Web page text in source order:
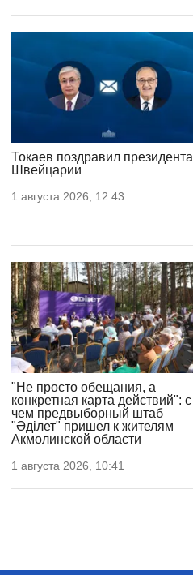
Токаев поздравил президента
Швейцарии
1 августа 2026, 12:43
"Не просто обещания, а
конкретная карта действий": с
чем предвыборный штаб
"Әділет" пришел к жителям
Акмолинской области
1 августа 2026, 10:41